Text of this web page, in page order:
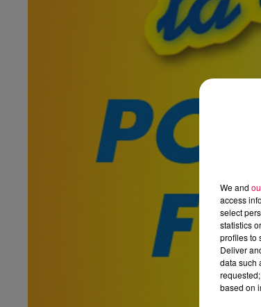
We and
access
select
statistics
profiles to
Deliver
data such
based on